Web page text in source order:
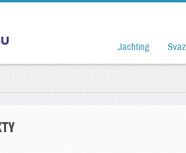
Jachting Svaz